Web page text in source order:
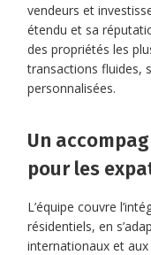
vendeurs et
étendu et sa
des propriétés les
transactions fluides,
personnalisées.
Un
pour les
L’équipe couvre
résidentiels, en
internationaux et